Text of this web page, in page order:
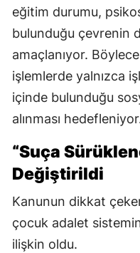
eğitim durumu,
bulunduğu çevrenin
amaçlanıyor.
işlemlerde yalnızca
içinde bulunduğu
alınması
“Suça
Değiştirildi
Kanunun dikkat
çocuk adalet
ilişkin oldu.